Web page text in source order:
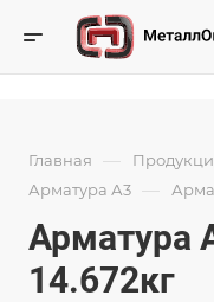
Главная —
Арматура А3 —
Арматура
14.672кг